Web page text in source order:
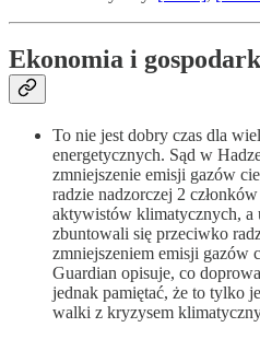
Ekonomia i
To nie jest dobry czas dla
energetycznych. Sąd w
zmniejszenie emisji gazów
radzie nadzorczej 2
aktywistów klimatycznych, a
zbuntowali się przeciwko
zmniejszeniem emisji gazów
Guardian opisuje, co
jednak pamiętać, że to tylko
walki z kryzysem